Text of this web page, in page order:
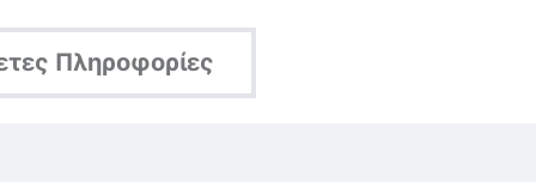
Πληροφορίες